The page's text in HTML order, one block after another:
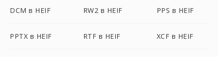
DCM в HEIF RW2 в HEIF PPS в HEIF
PPTX в HEIF RTF в HEIF XCF в HEIF